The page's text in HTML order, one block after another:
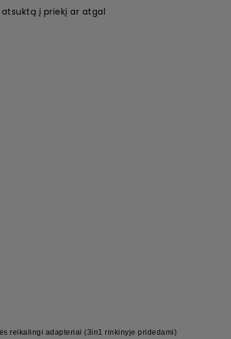
į priekį ar atgal
reikalingi adapteriai (3in1 rinkinyje pridedami)